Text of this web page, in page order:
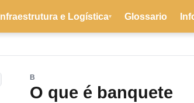
Infraestrutura e Logística▾ Glossario
B
O que é banquete